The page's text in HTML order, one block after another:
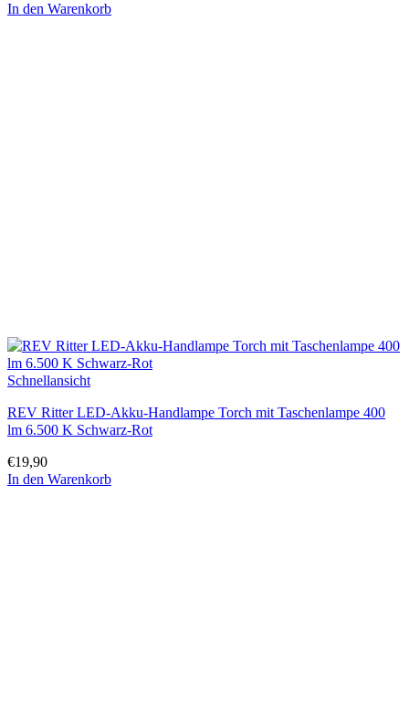
In den Warenkorb
Schnellansicht
REV Ritter LED-Akku-Handlampe Torch mit Taschenlampe 400
lm 6.500 K Schwarz-Rot
€19,90
In den Warenkorb